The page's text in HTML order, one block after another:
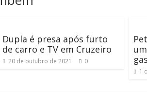
Dupla é presa após furto
de carro e TV em Cruzeiro
20 de outubro de 2021 0
1